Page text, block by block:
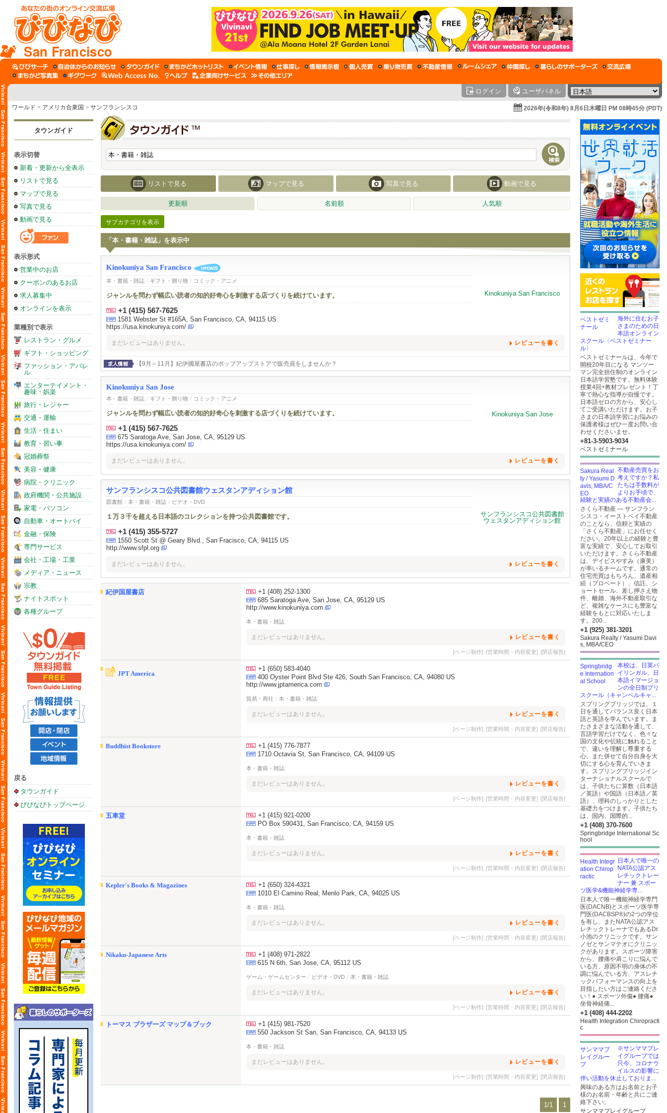
San Francisco
ログイン ユーザパネル
ワールド > アメリカ合衆国 > サンフランシスコ 2026年(令和8年) 8月6日木曜日 PM 08時45分 (PDT)
タウンガイド
表示切替
新着・更新から全表示
リストで見る
マップで見る
写真で見る
動画で見る
表示形式
営業中のお店
クーポンのあるお店
求人募集中
オンラインを表示
業種別で表示
レストラン・グルメ
ギフト・ショッピング
ファッション・アパレ
ル
エンターテイメント・
趣味・娯楽
旅行・レジャー
交通・運輸
生活・住まい
教育・習い事
冠婚葬祭
美容・健康
病院・クリニック
政府機関・公共施設
家電・パソコン
自動車・オートバイ
金融・保険
専門サービス
会社・工場・工業
メディア・ニュース
宗教
ナイトスポット
各種グループ
戻る
タウンガイド
びびなびトップページ
リストで見る マップで見る 写真で見る 動画で見る
更新順 名前順 人気順
サブカテゴリを表示
「本・書籍・雑誌」を表示中
Kinokuniya San Francisco
本・書籍・雑誌 / ギフト・贈り物 / コミック・アニメ
ジャンルを問わず幅広い読者の知的好奇心を刺激する店づくりを続けています。
+1 (415) 567-7625
1581 Webster St #165A, San Francisco, CA, 94115 US
https://usa.kinokuniya.com/
まだレビューはありません。 レビューを書く
【9月～11月】紀伊國屋書店のポップアップストアで販売員をしませんか？
Kinokuniya San Jose
本・書籍・雑誌 / ギフト・贈り物 / コミック・アニメ
ジャンルを問わず幅広い読者の知的好奇心を刺激する店づくりを続けています。
+1 (415) 567-7625
675 Saratoga Ave, San Jose, CA, 95129 US
https://usa.kinokuniya.com/
まだレビューはありません。 レビューを書く
サンフランシスコ公共図書館ウェスタンアディション館
図書館 / 本・書籍・雑誌 / ビデオ・DVD
１万３千を超える日本語のコレクションを持つ公共図書館です。
+1 (415) 355-5727
1550 Scott St @ Geary Blvd., San Fracisco, CA, 94115 US
http://www.sfpl.org
まだレビューはありません。 レビューを書く
紀伊国屋書店
+1 (408) 252-1300
685 Saratoga Ave, San Jose, CA, 95129 US
http://www.kinokuniya.com
本・書籍・雑誌
まだレビューはありません。 レビューを書く
[ページ制作] [営業時間・内容変更] [閉店報告]
JPT America
+1 (650) 583-4040
400 Oyster Point Blvd Ste 426, South San Francisco, CA, 94080 US
http://www.jptamerica.com
貿易・商社 / 本・書籍・雑誌
まだレビューはありません。 レビューを書く
[ページ制作] [営業時間・内容変更] [閉店報告]
Buddhist Bookstore
+1 (415) 776-7877
1710 Octavia St, San Francisco, CA, 94109 US
本・書籍・雑誌
まだレビューはありません。 レビューを書く
[ページ制作] [営業時間・内容変更] [閉店報告]
五車堂
+1 (415) 921-0200
PO Box 590431, San Francisco, CA, 94159 US
本・書籍・雑誌
まだレビューはありません。 レビューを書く
[ページ制作] [営業時間・内容変更] [閉店報告]
Kepler's Books & Magazines
+1 (650) 324-4321
1010 El Camino Real, Menlo Park, CA, 94025 US
本・書籍・雑誌
まだレビューはありません。 レビューを書く
[ページ制作] [営業時間・内容変更] [閉店報告]
Nikaku-Japanese Arts
+1 (408) 971-2822
615 N 6th, San Jose, CA, 95112 US
ゲーム・ゲームセンター / ビデオ・DVD / 本・書籍・雑誌
まだレビューはありません。 レビューを書く
[ページ制作] [営業時間・内容変更] [閉店報告]
トーマス ブラザーズ マップ＆ブック
+1 (415) 981-7520
550 Jackson St San, San Francisco, CA, 94133 US
本・書籍・雑誌
まだレビューはありません。 レビューを書く
[ページ制作] [営業時間・内容変更] [閉店報告]
1/1 1
海外に住むお子
さまのための日
本語オンライン
スクール〈ベストゼミナー
ル〉
ベストゼミナールは、今年で
開校20年目になる マンツー
マン完全担任制のオンライン
日本語学習塾です。無料体験
授業4回+教材プレゼント！丁
寧で熱心な指導が自慢です。
日本語ゼロの方から、安心し
てご受講いただけます。お子
さまの日本語学習にお悩みの
保護者様はぜひ一度お問い合
わせくださいませ。
+81-3-5903​-9034
ベストゼミナール
不動産売買をお
考えですか？私
たちは手数料が
よりお手頃で、
経験と実績のある不動産会...
さくら不動産 — サンフラン
シスコ・イーストベイ不動産
のことなら、信頼と実績の
「さくら不動産」にお任せく
ださい。20年以上の経験と豊
富な実績で、安心してお取引
いただけます。さくら不動産
は、デイビスやすみ（康美）
が率いるチームです。通常の
住宅売買はもちろん、遺産相
続（プロベート）、信託、シ
ョートセール、差し押さえ物
件、離婚、海外不動産取引な
ど、複雑なケースにも豊富な
経験をもとに対応いたしま
す。200...
+1 (925) 381-3201
Sakura Realty / Yasumi Davi
s, MBA/CEO
本校は、日英バ
イリンガル、日
本語イマージョ
ンの全日制プリ
スクール（キャンベルキャ...
スプリングブリッジでは、１
日を通してバランス良く日本
語と英語を学んでいます。ま
たさまざまな活動を通して、
言語学習だけでなく、色々な
国の文化や伝統に触れること
で、違いを理解し尊重する
心、また併せて自分自身を大
切にする心を育んでいきま
す。スプリングブリッジイン
ターナショナルスクールで
は、子供たちに算数（日本語
／英語）や国語（日本語／英
語）、理科のしっかりとした
基礎力をつけます。子供たち
は、国内、国際的...
+1 (408) 370-7600
Springbridge International Sc
hool
日本人で唯一の
NATA公認アス
レチックトレー
ナー 兼 スポー
ツ医学&機能神経学専...
日本人で唯一機能神経学専門
医(DACNB)とスポーツ医学専
門医(DACBSP®)の2つの学位
を有し、またNATA公認アス
レチックトレーナでもあるDr.
小池のクリニックです。サン
ノゼとサンマテオにクリニッ
クがあります。スポーツ障害
から、腰痛や肩こりに悩んで
いる方、原因不明の身体の不
調に悩んでいる方、アスレチ
ックパフォーマンスの向上を
目指したい方はご連絡くださ
い！● スポーツ外傷● 腰痛●
坐骨神経痛...
+1 (408) 444-2202
Health Integration Chiropracti
c
※サンママプレ
イグループでは
只今、コロナウ
イルスの影響に
伴い活動を休止しておりま...
興味のある方はお名前とお子
様のお名前・年齢と共にご連
絡下さい。
サンママプレイグループ